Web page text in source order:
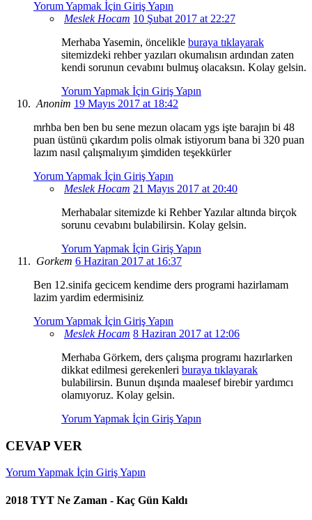
Yorum Yapmak İçin Giriş Yapın
Meslek Hocam 10 Şubat 2017 at 22:27
Merhaba Yasemin, öncelikle buraya tıklayarak
sitemizdeki rehber yazıları okumalısın ardından zaten
kendi sorunun cevabını bulmuş olacaksın. Kolay gelsin.
Yorum Yapmak İçin Giriş Yapın
Anonim 19 Mayıs 2017 at 18:42
mrhba ben ben bu sene mezun olacam ygs işte barajın bi 48
puan üstünü çıkardım polis olmak istiyorum bana bi 320 puan
lazım nasıl çalışmalıyım şimdiden teşekkürler
Yorum Yapmak İçin Giriş Yapın
Meslek Hocam 21 Mayıs 2017 at 20:40
Merhabalar sitemizde ki Rehber Yazılar altında birçok
sorunu cevabını bulabilirsin. Kolay gelsin.
Yorum Yapmak İçin Giriş Yapın
Gorkem 6 Haziran 2017 at 16:37
Ben 12.sinifa gecicem kendime ders programi hazirlamam
lazim yardim edermisiniz
Yorum Yapmak İçin Giriş Yapın
Meslek Hocam 8 Haziran 2017 at 12:06
Merhaba Görkem, ders çalışma programı hazırlarken
dikkat edilmesi gerekenleri buraya tıklayarak
bulabilirsin. Bunun dışında maalesef birebir yardımcı
olamıyoruz. Kolay gelsin.
Yorum Yapmak İçin Giriş Yapın
CEVAP VER
Yorum Yapmak İçin Giriş Yapın
2018 TYT Ne Zaman - Kaç Gün Kaldı